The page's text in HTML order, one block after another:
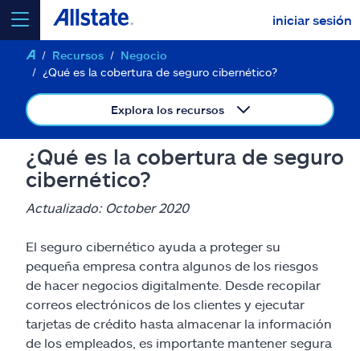
iniciar sesión
seleccionar un producto paracotizar
Select a Product
ir
Seguros y más
Recursos
Recursos
Negocio
¿Qué es la cobertura de seguro cibernético?
Explora los recursos
¿Qué es la cobertura de seguro
cibernético?
Actualizado: October 2020
El seguro cibernético ayuda a proteger su
pequeña empresa contra algunos de los riesgos
de hacer negocios digitalmente. Desde recopilar
correos electrónicos de los clientes y ejecutar
tarjetas de crédito hasta almacenar la información
de los empleados, es importante mantener segura